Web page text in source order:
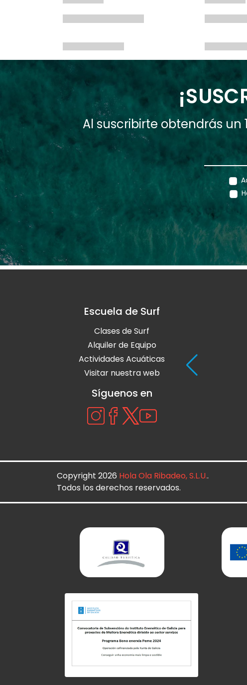
Al suscribirte obtendrás
Escuela de Surf
Clases de Surf
Alquiler de Equipo
Actividades Acuáticas
Visitar nuestra web
Síguenos en
Copyright 2026 Hola Ola Ribadeo, S.L.U..
Todos los derechos reservados.